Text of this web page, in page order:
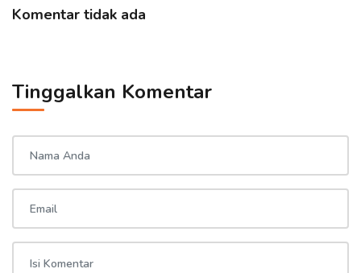
Komentar tidak ada
Tinggalkan Komentar